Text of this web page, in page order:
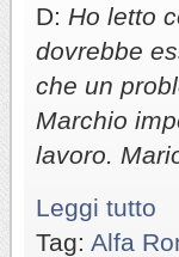
D: Ho letto
dovrebbe
che un
Marchio
lavoro.
Leggi tutto
Tag: Alfa